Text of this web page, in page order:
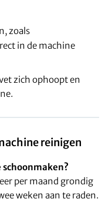
zoals
in de machine
zich ophoopt en
reinigen
per maand grondig
weken aan te raden.